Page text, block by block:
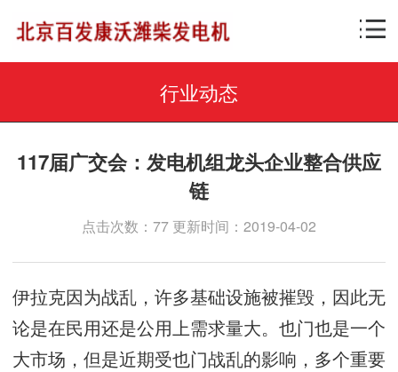
行业动态
117届广交会：发电机组龙头企业整合供应
链
点击次数：77 更新时间：2019-04-02
伊拉克因为战乱，许多基础设施被摧毁，因此无
论是在民用还是公用上需求量大。也门也是一个
大市场，但是近期受也门战乱的影响，多个重要